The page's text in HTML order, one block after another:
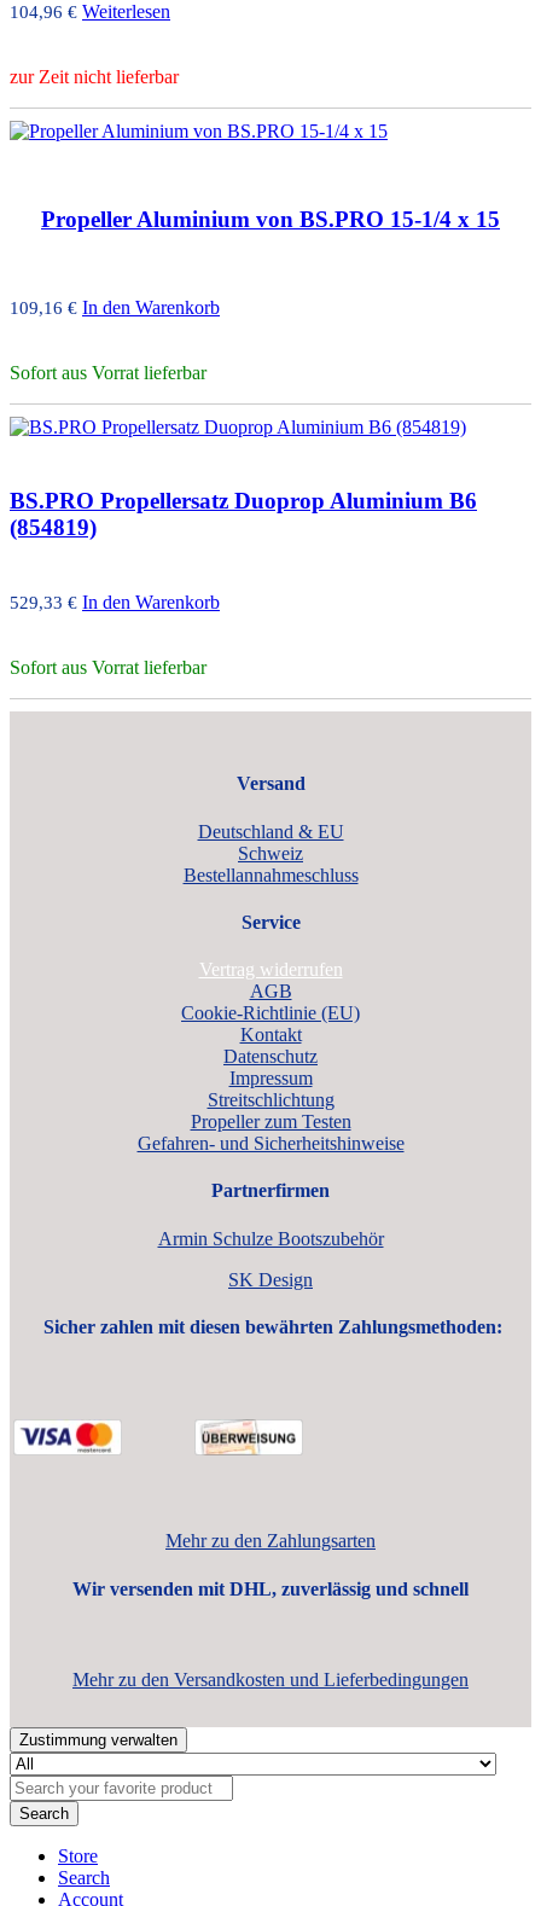
104,96 € Weiterlesen
zur Zeit nicht lieferbar
Propeller Aluminium von BS.PRO 15-1/4 x 15
109,16 € In den Warenkorb
Sofort aus Vorrat lieferbar
BS.PRO Propellersatz Duoprop Aluminium B6
(854819)
529,33 € In den Warenkorb
Sofort aus Vorrat lieferbar
Versand
Deutschland & EU
Schweiz
Bestellannahmeschluss
Service
Vertrag widerrufen
AGB
Cookie-Richtlinie (EU)
Kontakt
Datenschutz
Impressum
Streitschlichtung
Propeller zum Testen
Gefahren- und Sicherheitshinweise
Partnerfirmen
Armin Schulze Bootszubehör
SK Design
Sicher zahlen mit diesen bewährten Zahlungsmethoden:
Mehr zu den Zahlungsarten
Wir versenden mit DHL, zuverlässig und schnell
Mehr zu den Versandkosten und Lieferbedingungen
Zustimmung verwalten
Search
Store
Search
Account